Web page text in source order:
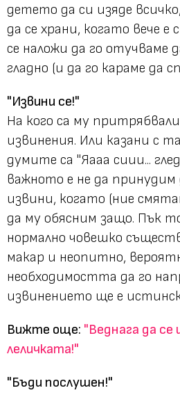
детето да си изяде
да се храни, когато вече е
се наложи да го отучваме
гладно (и да го караме да
"Извини се!"
На кого са му
извинения. Или казани с
думите са "Яааа сиии...
важното е не да
извини, когато (ние
да му обясним защо. Пък
нормално човешко
макар и неопитно,
необходимостта да го
извинението ще е
Вижте още: "Веднага да се
леличката!"
"Бъди послушен!"